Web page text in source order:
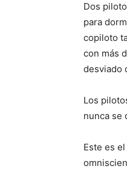
Dos
para
copiloto
con más
desviado
Los
nunca se
Este es